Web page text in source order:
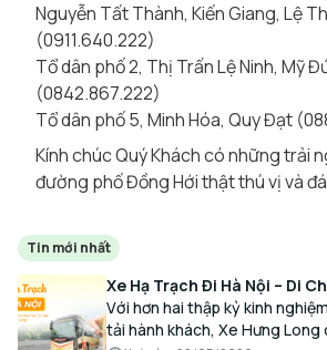
Nguyễn Tất Thành, Kiến Giang, Lệ
(0911.640.222)
Tổ dân phố 2, Thị Trấn Lệ Ninh, Mỹ
(0842.867.222)
Tổ dân phố 5, Minh Hóa, Quy Đạt
Kính chúc Quý Khách có những trải
đường phố Đồng Hới thật thú vị và
Tin mới nhất
Xe Hạ Trạch Đi Hà Nội – Di
Tận Nơi Cùng Xe Hưng Long
Với hơn hai thập kỷ kinh
tải hành khách, Xe Hưng Long